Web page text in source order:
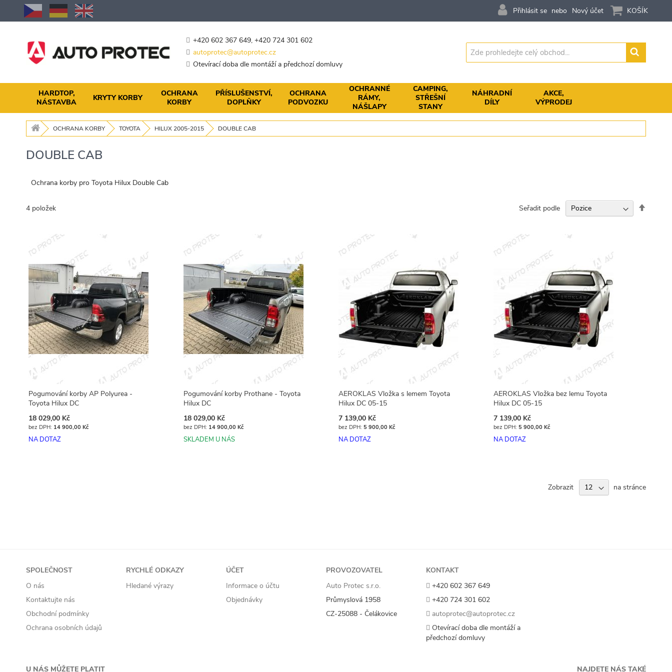
Přejít
na
obsah
KOŠÍK
Přihlásit se Nový účet
+420 602 367 649, +420 724 301 602
autoprotec@autoprotec.cz
Otevírací doba dle montáží a předchozí domluvy
Vyhledávání
HARDTOP,
NÁSTAVBA
KRYTY KORBY
OCHRANA
KORBY
PŘÍSLUŠENSTVÍ,
DOPLŇKY
OCHRANA
PODVOZKU
OCHRANNÉ
RÁMY,
NÁŠLAPY
CAMPING,
STŘEŠNÍ
STANY
NÁHRADNÍ
DÍLY
AKCE,
VÝPRODEJ
OCHRANA KORBY TOYOTA HILUX 2005-2015 DOUBLE CAB
DOUBLE CAB
Ochrana korby pro Toyota Hilux Double Cab
4 položek Seřadit podle
Pogumování korby AP Polyurea -
Toyota Hilux DC
18 029,00 Kč
14 900,00 Kč
NA DOTAZ
Pogumování korby Prothane - Toyota
Hilux DC
18 029,00 Kč
14 900,00 Kč
SKLADEM U NÁS
AEROKLAS Vložka s lemem Toyota
Hilux DC 05-15
7 139,00 Kč
5 900,00 Kč
NA DOTAZ
AEROKLAS Vložka bez lemu Toyota
Hilux DC 05-15
7 139,00 Kč
5 900,00 Kč
NA DOTAZ
Zobrazit na stránce
SPOLEČNOST
O nás
Kontaktujte nás
Obchodní podmínky
Ochrana osobních údajů
RYCHLÉ ODKAZY
Hledané výrazy
ÚČET
Informace o účtu
Objednávky
PROVOZOVATEL
Auto Protec s.r.o.
Průmyslová 1958
CZ-25088 - Čelákovice
KONTAKT
+420 602 367 649
+420 724 301 602
autoprotec@autoprotec.cz
Otevírací doba dle montáží a
předchozí domluvy
U NÁS MŮŽETE PLATIT NAJDETE NÁS TAKÉ